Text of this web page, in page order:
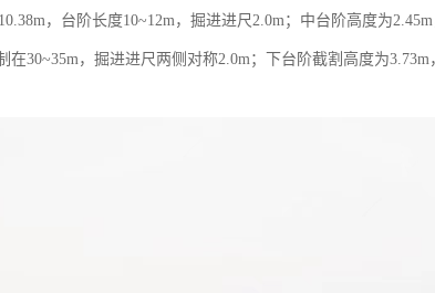
，台阶长度10~12m，掘进进尺2.0m；中台阶高度为
30~35m，掘进进尺两侧对称2.0m；下台阶截割高度为